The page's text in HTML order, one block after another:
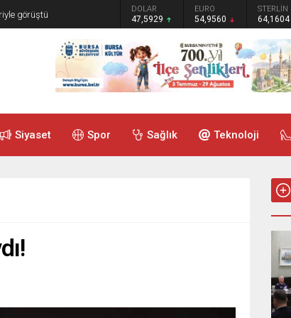
görüştü DOLAR
47,5929
EURO
54,9560
STERLİN
64,1604
Siyaset Spor Sağlık Teknoloji